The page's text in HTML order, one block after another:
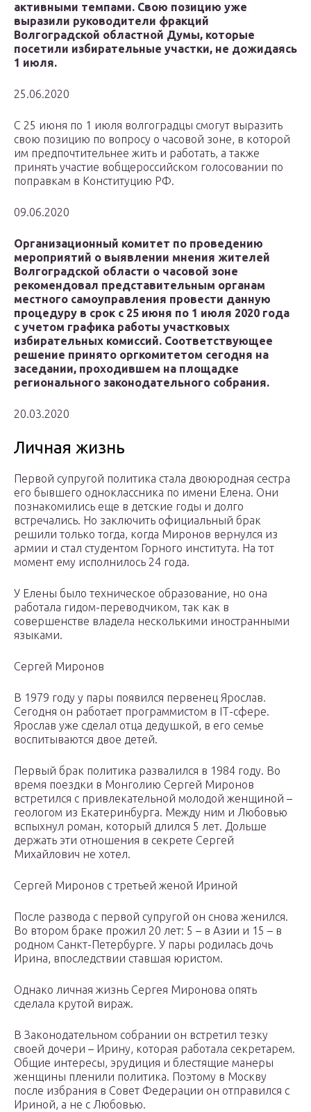
активными темпами. Свою позицию уже
выразили руководители фракций
Волгоградской областной Думы, которые
посетили избирательные участки, не дожидаясь
1 июля.
25.06.2020
С 25 июня по 1 июля волгоградцы смогут выразить
свою позицию по вопросу о часовой зоне, в которой
им предпочтительнее жить и работать, а также
принять участие вобщероссийском голосовании по
поправкам в Конституцию РФ.
09.06.2020
Организационный комитет по проведению
мероприятий о выявлении мнения жителей
Волгоградской области о часовой зоне
рекомендовал представительным органам
местного самоуправления провести данную
процедуру в срок с 25 июня по 1 июля 2020 года
с учетом графика работы участковых
избирательных комиссий. Соответствующее
решение принято оргкомитетом сегодня на
заседании, проходившем на площадке
регионального законодательного собрания.
20.03.2020
Личная жизнь
Первой супругой политика стала двоюродная сестра
его бывшего одноклассника по имени Елена. Они
познакомились еще в детские годы и долго
встречались. Но заключить официальный брак
решили только тогда, когда Миронов вернулся из
армии и стал студентом Горного института. На тот
момент ему исполнилось 24 года.
У Елены было техническое образование, но она
работала гидом-переводчиком, так как в
совершенстве владела несколькими иностранными
языками.
Сергей Миронов
В 1979 году у пары появился первенец Ярослав.
Сегодня он работает программистом в IТ-сфере.
Ярослав уже сделал отца дедушкой, в его семье
воспитываются двое детей.
Первый брак политика развалился в 1984 году. Во
время поездки в Монголию Сергей Миронов
встретился с привлекательной молодой женщиной –
геологом из Екатеринбурга. Между ним и Любовью
вспыхнул роман, который длился 5 лет. Дольше
держать эти отношения в секрете Сергей
Михайлович не хотел.
Сергей Миронов с третьей женой Ириной
После развода с первой супругой он снова женился.
Во втором браке прожил 20 лет: 5 – в Азии и 15 – в
родном Санкт-Петербурге. У пары родилась дочь
Ирина, впоследствии ставшая юристом.
Однако личная жизнь Сергея Миронова опять
сделала крутой вираж.
В Законодательном собрании он встретил тезку
своей дочери – Ирину, которая работала секретарем.
Общие интересы, эрудиция и блестящие манеры
женщины пленили политика. Поэтому в Москву
после избрания в Совет Федерации он отправился с
Ириной, а не с Любовью.